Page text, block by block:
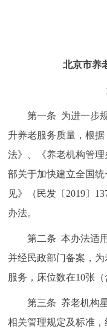
北京概况
多语种
ENGLISH
DEUTSCH
北京市养
第一条 为进一步规
升养老服务质量，根
法》、《养老机构管
部关于加快建立全国
见》（民发〔2019〕
办法。
第二条 本办法适用
并经民政部门备案，
服务，床位数在10张（
第三条 养老机构星
相关管理规定及标准